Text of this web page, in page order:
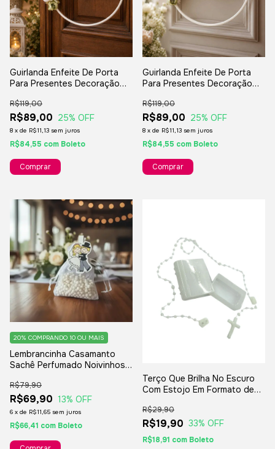
Guirlanda Enfeite De Porta
Para Presentes Decoração
Casinha Coração
R$89,00
R$119,00
25% OFF
8 x de R$11,13 sem juros
R$84,55 com Boleto
Guirlanda Enfeite De Porta
Para Presentes Decoração
Passarinhos
R$89,00
R$119,00
25% OFF
8 x de R$11,13 sem juros
R$84,55 com Boleto
Lembrancinha Casamanto
Sachê Perfumado Noivinhos -
R$69,90
R$79,90
13% OFF
6 x de R$11,65 sem juros
20% COMPRANDO 10 OU MAIS
R$66,41 com Boleto
Terço Que Brilha No Escuro
Com Estojo Em Formato de
Batizado - 10 Unidades
R$19,90
R$29,90
33% OFF
R$18,91 com Boleto